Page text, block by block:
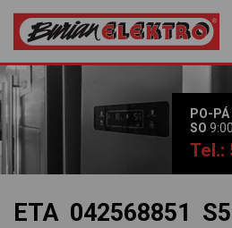
PO-PÁ
SO
Tel.:
ETA 042568851